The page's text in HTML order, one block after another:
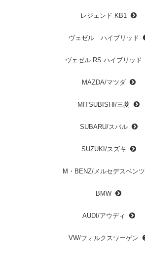
レジェンド KB1
ヴェゼル ハイブリッド
ヴェゼル RS ハイブリッド
MAZDA/マツダ
MITSUBISHI/三菱
SUBARU/スバル
SUZUKI/スズキ
M・BENZ/メルセデスベンツ
BMW
AUDI/アウディ
VW/フォルクスワーゲン